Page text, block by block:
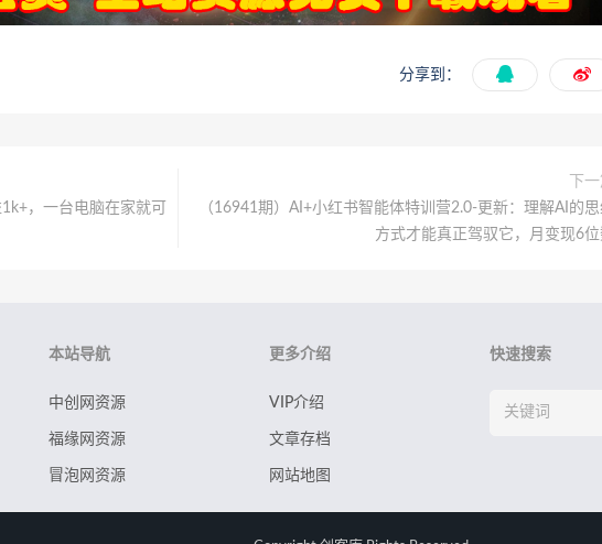
分享到：
，一台电脑在家就可
下
（16941期）AI+小红书智能体特训营2.0-更新：理解AI的思
方式才能真正驾驭它，月变现6
本站导航
中创网资源
福缘网资源
冒泡网资源
更多介绍
VIP介绍
文章存档
网站地图
快速搜索